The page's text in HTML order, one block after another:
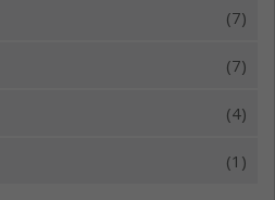
(7)
(7)
(4)
(1)